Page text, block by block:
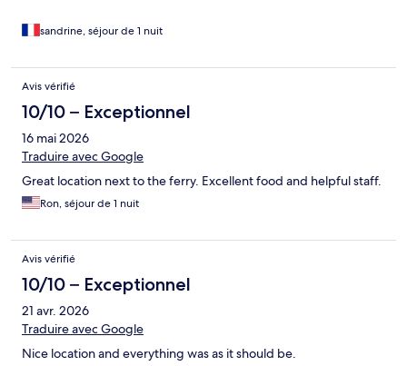
sandrine, séjour de 1 nuit
Avis vérifié
10/10 – Exceptionnel
16 mai 2026
Traduire avec Google
Great location next to the ferry. Excellent food and helpful staff.
Ron, séjour de 1 nuit
Avis vérifié
10/10 – Exceptionnel
21 avr. 2026
Traduire avec Google
Nice location and everything was as it should be.